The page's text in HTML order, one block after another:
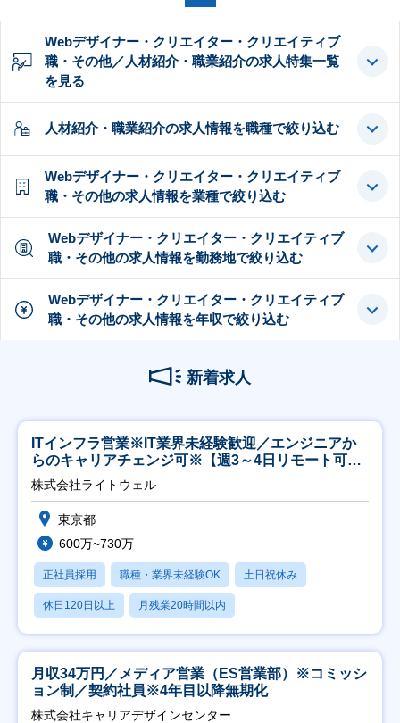
Webデザイナー・クリエイター・クリエイティブ
職・その他／人材紹介・職業紹介の求人特集一覧
を見る
人材紹介・職業紹介の求人情報を職種で絞り込む
Webデザイナー・クリエイター・クリエイティブ
職・その他の求人情報を業種で絞り込む
Webデザイナー・クリエイター・クリエイティブ
職・その他の求人情報を勤務地で絞り込む
Webデザイナー・クリエイター・クリエイティブ
職・その他の求人情報を年収で絞り込む
新着求人
ITインフラ営業※IT業界未経験歓迎／エンジニアか
らのキャリアチェンジ可※【週3～4日リモート可
能】
株式会社ライトウェル
東京都
600万~730万
正社員採用 職種・業界未経験OK 土日祝休み
休日120日以上 月残業20時間以内
月収34万円／メディア営業（ES営業部）※コミッシ
ョン制／契約社員※4年目以降無期化
株式会社キャリアデザインセンター